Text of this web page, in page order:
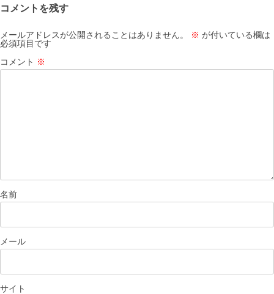
コメントを残す
メールアドレスが公開されることはありません。 ※ が付いている欄は
必須項目です
コメント ※
名前
メール
サイト